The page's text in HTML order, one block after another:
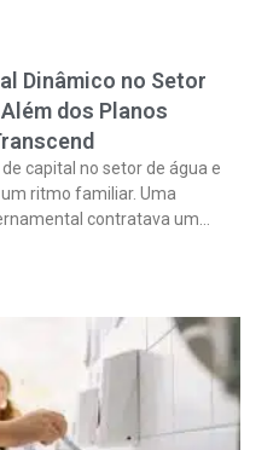
Dinâmico no Setor
dos Planos
capital no setor de água e
ritmo familiar. Uma
contratava um